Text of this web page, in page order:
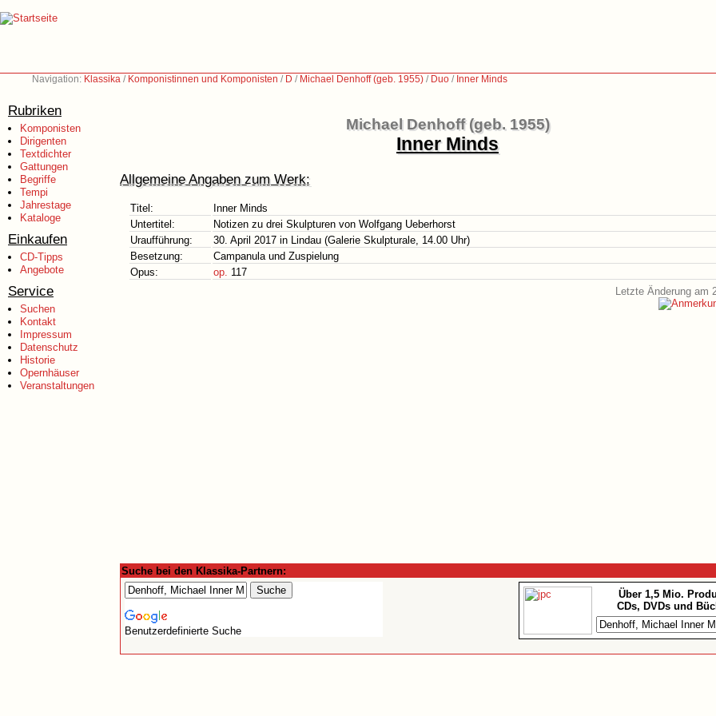
Navigation: Klassika / Komponistinnen und Komponisten / D / Michael Denhoff (geb. 1955) / Duo / Inner Minds
Rubriken
Komponisten
Dirigenten
Textdichter
Gattungen
Begriffe
Tempi
Jahrestage
Kataloge
Einkaufen
CD-Tipps
Angebote
Service
Suchen
Kontakt
Impressum
Datenschutz
Historie
Opernhäuser
Veranstaltungen
Michael Denhoff (geb. 1955)
Inner Minds
Allgemeine Angaben zum Werk:
Titel:
Inner Minds
Untertitel:
Notizen zu drei Skulpturen von Wolfgang Ueberhorst
Uraufführung:
30. April 2017 in Lindau (Galerie Skulpturale, 14.00 Uhr)
Besetzung:
Campanula und Zuspielung
Opus:
op. 117
Letzte Änderung am
Suche bei den Klassika-Partnern:
Benutzerdefinierte Suche
Über 1,5 Mio.
CDs, DVDs und